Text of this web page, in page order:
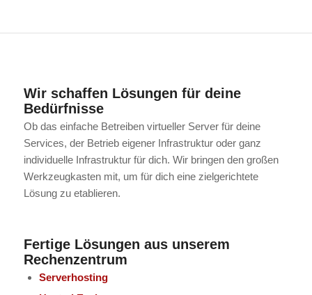
Wir schaffen Lösungen für deine
Bedürfnisse
Ob das einfache Betreiben virtueller Server für deine
Services, der Betrieb eigener Infrastruktur oder ganz
individuelle Infrastruktur für dich. Wir bringen den großen
Werkzeugkasten mit, um für dich eine zielgerichtete
Lösung zu etablieren.
Fertige Lösungen aus unserem
Rechenzentrum
Serverhosting